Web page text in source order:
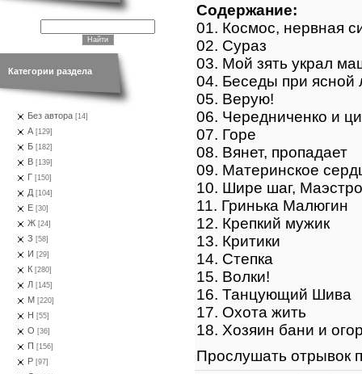
Категории раздела
Без автора [14]
А [129]
Б [182]
В [139]
Г [150]
Д [104]
Е [30]
Ж [24]
З [58]
И [29]
К [280]
Л [145]
М [220]
Н [55]
О [36]
П [156]
Р [97]
Содержание:
01. Космос, нервная
02. Сураз
03. Мой зять украл
04. Беседы при ясной
05. Верую!
06. Чередниченко и
07. Горе
08. Вянет, пропадает
09. Материнское
10. Шире шаг, Маэстро
11. Гринька Малюгин
12. Крепкий мужик
13. Критики
14. Степка
15. Волки!
16. Танцующий Шива
17. Охота жить
18. Хозяин бани и
Прослушать отрывок